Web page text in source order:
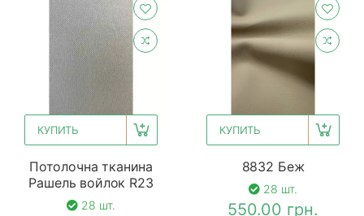
КУПИТЬ
Потолочна тканина
Рашель войлок R23
28 шт.
КУПИТЬ
8832 Беж
28 шт.
550.00 грн.